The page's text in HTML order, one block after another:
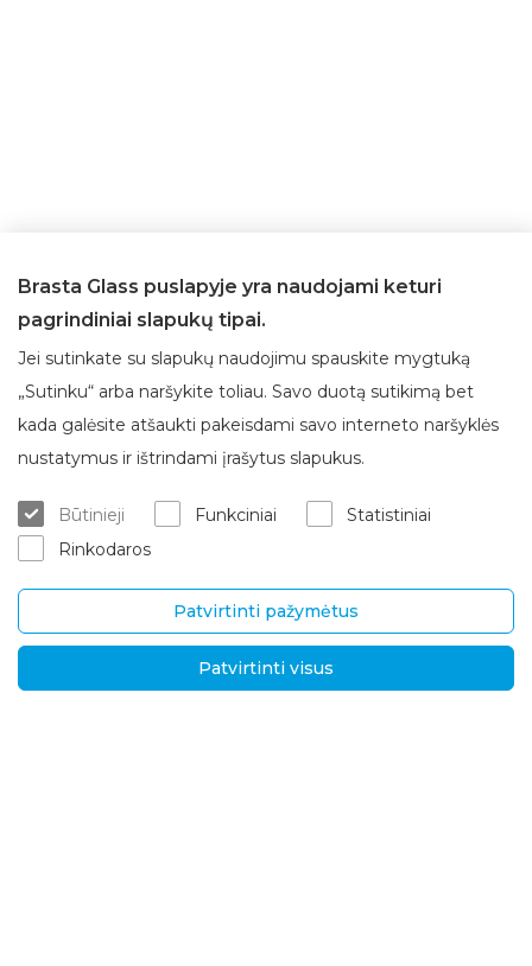
Apie Brasta Glass
Apie mus
Karjera
Kontaktai
Klientų aptarnavimas
Matavimas/konsultacija
Garantinis/ pogarantinis aptar
navimas
Pristatymas ir grąžinimas
Brasta Glass puslapyje yra naudojami keturi
pagrindiniai slapukų tipai.
Jei sutinkate su slapukų naudojimu spauskite mygtuką
„Sutinku“ arba naršykite toliau. Savo duotą sutikimą bet
kada galėsite atšaukti pakeisdami savo interneto naršyklės
nustatymus ir ištrindami įrašytus slapukus.
Būtinieji Funkciniai
Statistiniai
Rinkodaros
Patvirtinti pažymėtus
Patvirtinti visus